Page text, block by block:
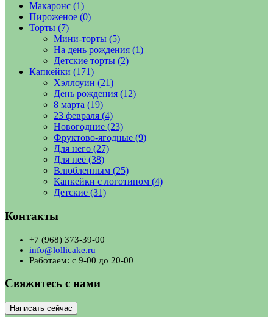
Макаронс (1)
Пироженое (0)
Торты (7)
Мини-торты (5)
На день рождения (1)
Детские торты (2)
Капкейки (171)
Хэллоуин (21)
День рождения (12)
8 марта (19)
23 февраля (4)
Новогодние (23)
Фруктово-ягодные (9)
Для него (27)
Для неё (38)
Влюбленным (25)
Капкейки с логотипом (4)
Детские (31)
Контакты
+7 (968) 373-39-00
info@lollicake.ru
Работаем: с 9-00 до 20-00
Свяжитесь с нами
Написать сейчас